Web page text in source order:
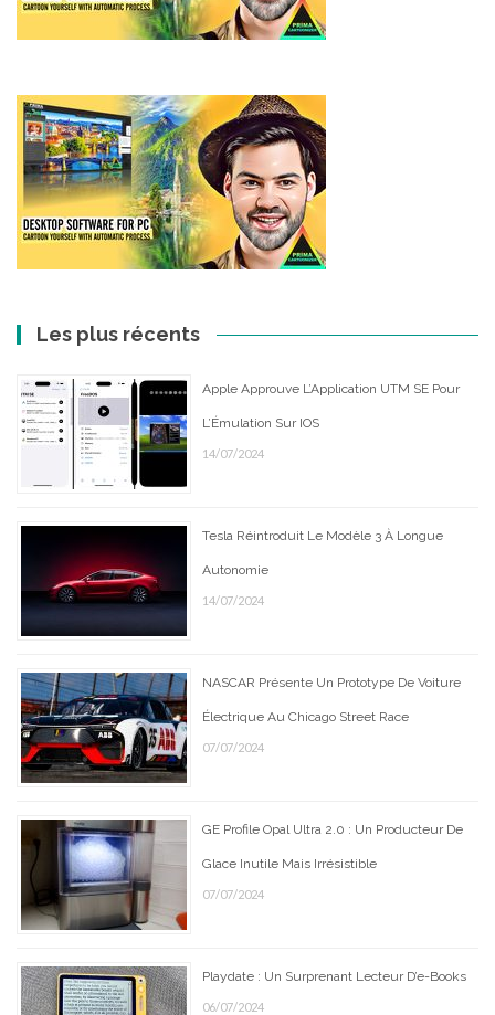
Les plus récents
Apple Approuve L’Application UTM SE Pour
L’Émulation Sur IOS
14/07/2024
Tesla Réintroduit Le Modèle 3 À Longue
Autonomie
14/07/2024
NASCAR Présente Un Prototype De Voiture
Électrique Au Chicago Street Race
07/07/2024
GE Profile Opal Ultra 2.0 : Un Producteur De
Glace Inutile Mais Irrésistible
07/07/2024
Playdate : Un Surprenant Lecteur D’e-Books
06/07/2024